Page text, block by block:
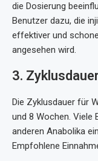
die Dosierung
Benutzer dazu, die
effektiver und
angesehen wird.
3.
Die Zyklusdauer für
und 8 Wochen. Viele
anderen Anabolika
Empfohlene